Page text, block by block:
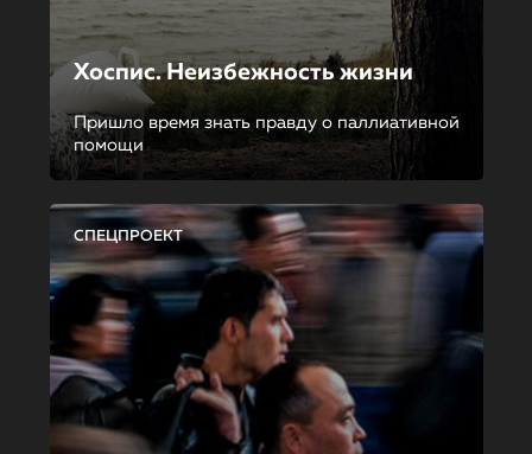
Хоспис. Неизбежность жизни
Пришло время знать правду о паллиативной
помощи
СПЕЦПРОЕКТ